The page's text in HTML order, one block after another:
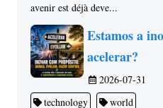
avenir est déjà deve...
Estamos a
acelerar?
2026-07-31
technology
world